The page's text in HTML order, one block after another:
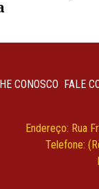
CONOSCO FALE
Endereço: Rua
Telefone: